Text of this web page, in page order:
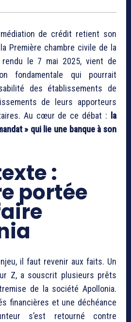
de crédit retient son
Première chambre civile de la
rendu le 7 mai 2025, vient de
fondamentale qui pourrait
des établissements de
de leurs apporteurs
Au cœur de ce débat :
la
» qui lie une banque à son
:
portée
il faut revenir aux faits. Un
Z, a souscrit plusieurs prêts
de la société Apollonia.
financières et une déchéance
s’est retourné contre